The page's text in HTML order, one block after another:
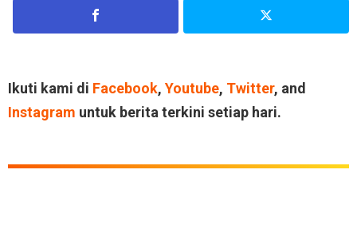
Ikuti kami di Facebook, Youtube, Twitter, and
Instagram untuk berita terkini setiap hari.